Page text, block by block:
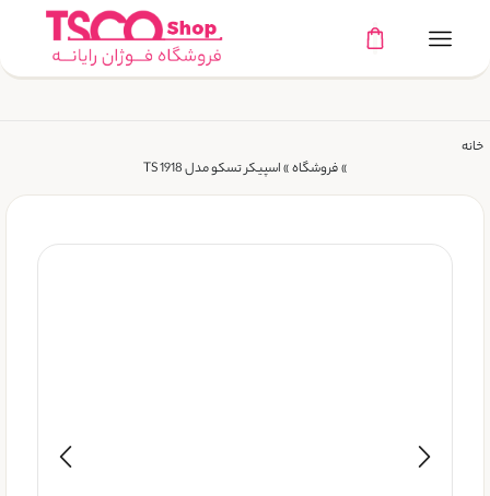
خانه
»فروشگاه»اسپیکر تسکو مدل TS 1918